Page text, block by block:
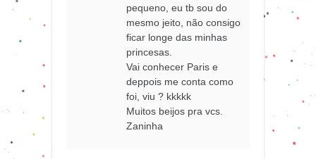
pequeno, eu tb sou do
mesmo jeito, não consigo
ficar longe das minhas
princesas.
Vai conhecer Paris e
deppois me conta como
foi, viu ? kkkkk
Muitos beijos pra vcs.
Zaninha